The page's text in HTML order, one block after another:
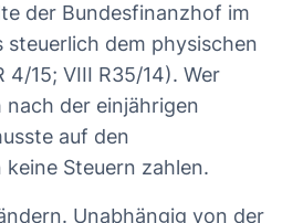
der Bundesfinanzhof im
steuerlich dem physischen
4/15; VIII R35/14). Wer
nach der einjährigen
auf den
Steuern zahlen.
Unabhängig von der